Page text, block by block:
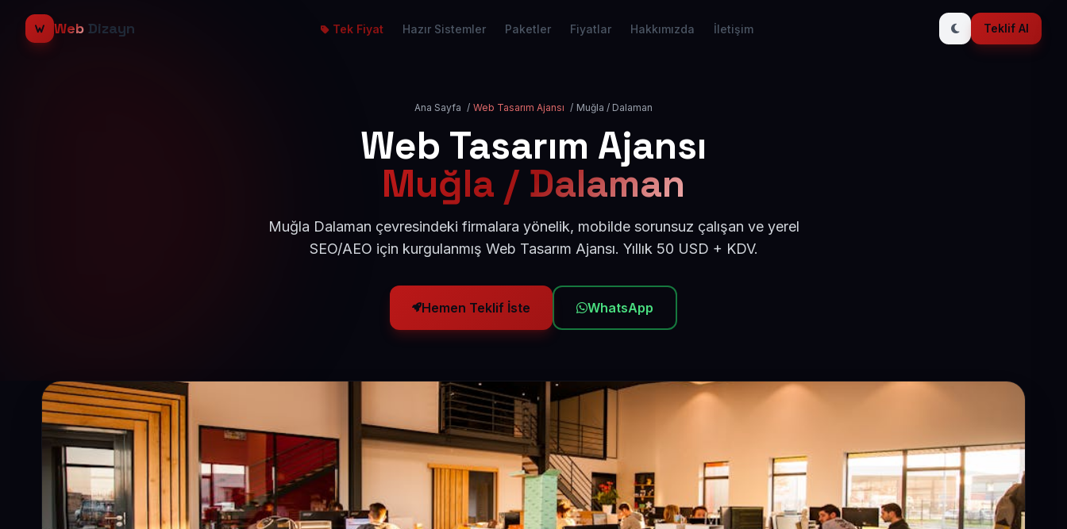
Web Dizayn Tek Fiyat Hazır Sistemler Paketler Fiyatlar Hakkımızda İletişim Teklif Al
Ana Sayfa / Web Tasarım Ajansı / Muğla / Dalaman
Web Tasarım Ajansı
Muğla / Dalaman
Muğla Dalaman çevresindeki firmalara yönelik, mobilde sorunsuz çalışan ve yerel
SEO/AEO için kurgulanmış Web Tasarım Ajansı. Yıllık 50 USD + KDV.
Hemen Teklif İste WhatsApp